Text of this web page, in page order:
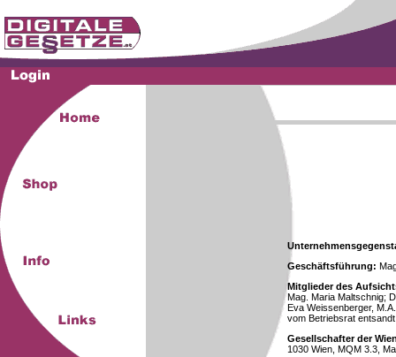
Geschäftsführung:
Mitglieder des
Mag. Maria Maltschnig;
Eva Weissenberger,
vom Betriebsrat
Gesellschafter der
1030 Wien, MQM 3.3,